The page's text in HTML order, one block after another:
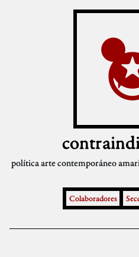
políticaarte contemporáneo
Colaboradores